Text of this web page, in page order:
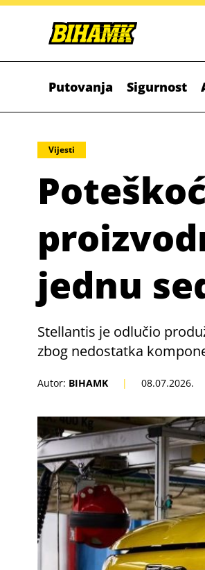
Putovanja Sigurnost
Vijesti
jednu
Stellantis je odlučio
zbog nedostatka
Autor: BIHAMK | 08.07.2026.